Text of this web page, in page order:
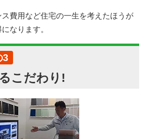
費用など住宅の一生を考えたほうが
なります。
3
こだわり!